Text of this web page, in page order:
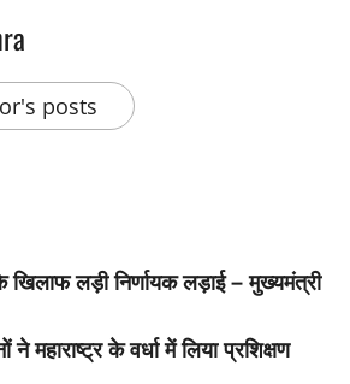
posts
खिलाफ लड़ी निर्णायक लड़ाई – मुख्यमंत्री
के वर्धा में लिया प्रशिक्षण